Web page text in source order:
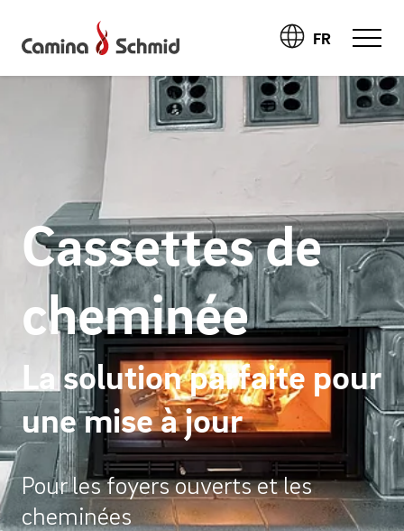
FR
Cassettes de
cheminée
La solution parfaite pour
une mise à jour
Pour les foyers ouverts et les
cheminées